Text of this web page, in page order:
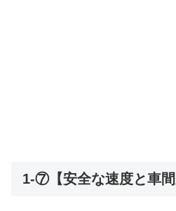
1-⑦【安全な速度と車